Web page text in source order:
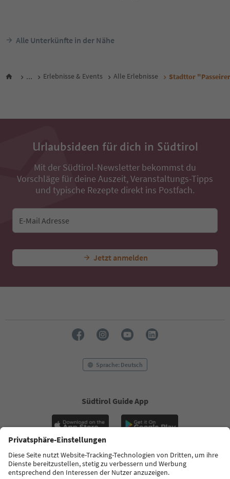
Alle Unterkünfte in der Nähe
... Erlebnisse & Events Alle Erlebnisse Stadttor
Urlaubsideen für dich in Südtirol
Mit der Südtirol-Newsletter bekommst du
Vorschläge für deine Auszeit, Veranstaltungs-Tipps
und typische Rezepte direkt ins Postfach.
E-Mail Adresse
Jetzt anmelden
Sprache: Deutsch
Südtirol Guide App
FAQ Kontakt Presse MICE Datenschutzerklärung